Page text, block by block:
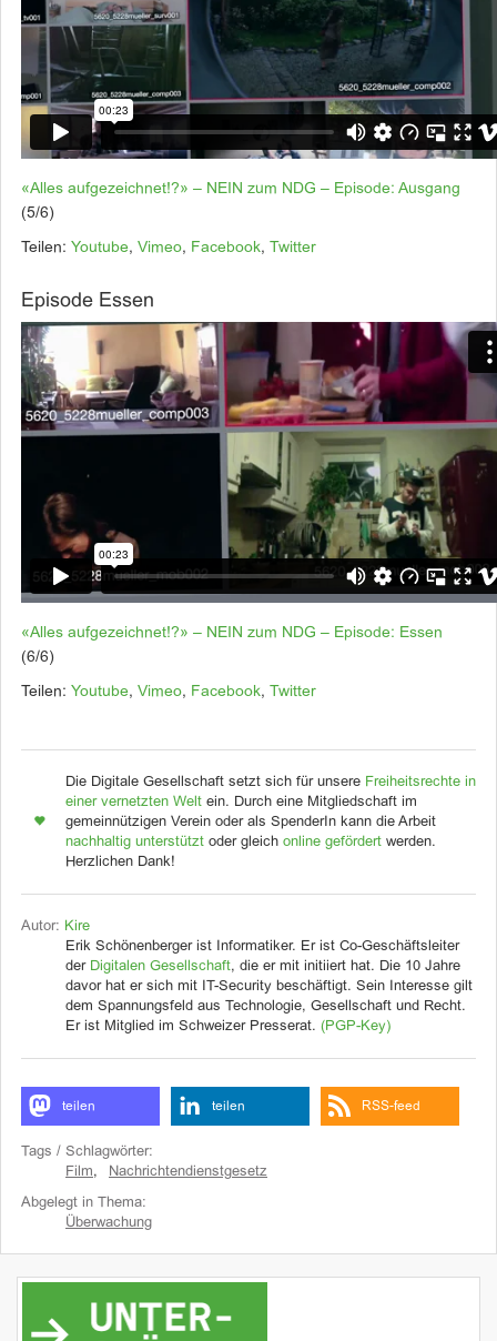
«Alles aufgezeichnet!?» – NEIN zum NDG – Episode: Ausgang
(5/6)
Teilen: Youtube, Vimeo, Facebook, Twitter
Episode Essen
«Alles aufgezeichnet!?» – NEIN zum NDG – Episode: Essen
(6/6)
Teilen: Youtube, Vimeo, Facebook, Twitter
Die Digitale Gesellschaft setzt sich für unsere Freiheitsrechte in
einer vernetzten Welt ein. Durch eine Mitgliedschaft im
gemeinnützigen Verein oder als SpenderIn kann die Arbeit
nachhaltig unterstützt oder gleich online gefördert werden.
Herzlichen Dank!
Autor: Kire
Erik Schönenberger ist Informatiker. Er ist Co-Geschäftsleiter
der Digitalen Gesellschaft, die er mit initiiert hat. Die 10 Jahre
davor hat er sich mit IT-Security beschäftigt. Sein Interesse gilt
dem Spannungsfeld aus Technologie, Gesellschaft und Recht.
Er ist Mitglied im Schweizer Presserat. (PGP-Key)
teilen teilen RSS-feed
Tags / Schlagwörter:
Film, Nachrichtendienstgesetz
Abgelegt in Thema:
Überwachung